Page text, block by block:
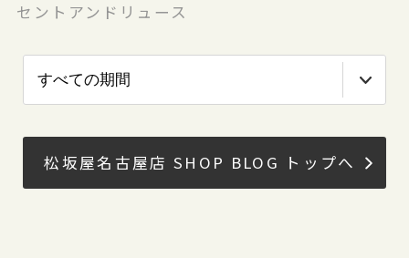
セントアンドリュース
松坂屋名古屋店 SHOP BLOG トップへ